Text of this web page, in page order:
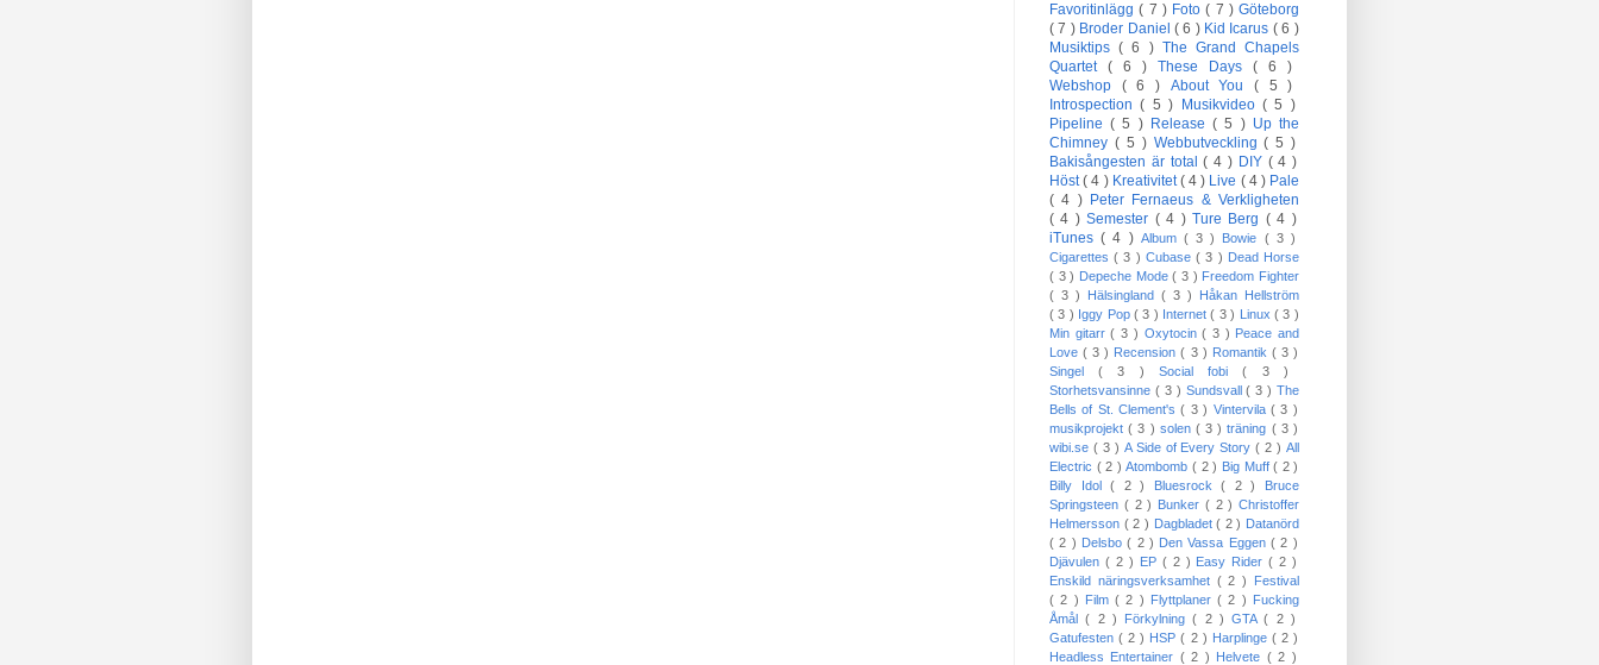
Favoritinlägg( 7 ) Foto( 7 ) Göteborg
( 7 ) Broder Daniel ( 6 ) Kid Icarus ( 6 )
Musiktips( 6 ) The Grand Chapels
Quartet ( 6 ) These Days ( 6 )
Webshop ( 6 ) About You( 5 )
Introspection( 5 ) Musikvideo ( 5 )
Pipeline( 5 ) Release( 5 ) Up the
Chimney ( 5 ) Webbutveckling( 5 )
Bakisångesten är total( 4 ) DIY ( 4 )
Höst( 4 ) Kreativitet( 4 ) Live ( 4 ) Pale
( 4 ) Peter Fernaeus & Verkligheten
( 4 )Semester ( 4 ) Ture Berg ( 4 )
iTunes( 4 ) Album ( 3 ) Bowie ( 3 )
Cigarettes( 3 ) Cubase( 3 ) Dead Horse
( 3 ) Depeche Mode( 3 ) Freedom Fighter
( 3 ) Hälsingland ( 3 ) Håkan Hellström
( 3 ) Iggy Pop ( 3 ) Internet( 3 ) Linux ( 3 )
Min gitarr( 3 ) Oxytocin( 3 ) Peace and
Love( 3 ) Recension( 3 ) Romantik ( 3 )
Singel( 3 ) Social fobi( 3 )
Storhetsvansinne ( 3 ) Sundsvall( 3 ) The
Bells of St. Clement's( 3 ) Vintervila ( 3 )
musikprojekt( 3 ) solen ( 3 )träning ( 3 )
wibi.se ( 3 ) A Side of Every Story( 2 )All
Electric ( 2 )Atombomb( 2 ) Big Muff( 2 )
Billy Idol( 2 ) Bluesrock( 2 ) Bruce
Springsteen ( 2 ) Bunker ( 2 ) Christoffer
Helmersson ( 2 ) Dagbladet( 2 ) Datanörd
( 2 ) Delsbo( 2 ) Den Vassa Eggen( 2 )
Djävulen ( 2 ) EP ( 2 ) Easy Rider( 2 )
Enskild näringsverksamhet ( 2 ) Festival
( 2 ) Film( 2 ) Flyttplaner( 2 ) Fucking
Åmål( 2 ) Förkylning( 2 ) GTA( 2 )
Gatufesten( 2 ) HSP( 2 ) Harplinge ( 2 )
Headless Entertainer ( 2 ) Helvete ( 2 )